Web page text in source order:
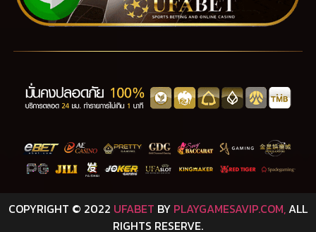
COPYRIGHT © 2022 UFABET BY PLAYGAMESAVIP.COM,ALL
RIGHTS RESERVE.